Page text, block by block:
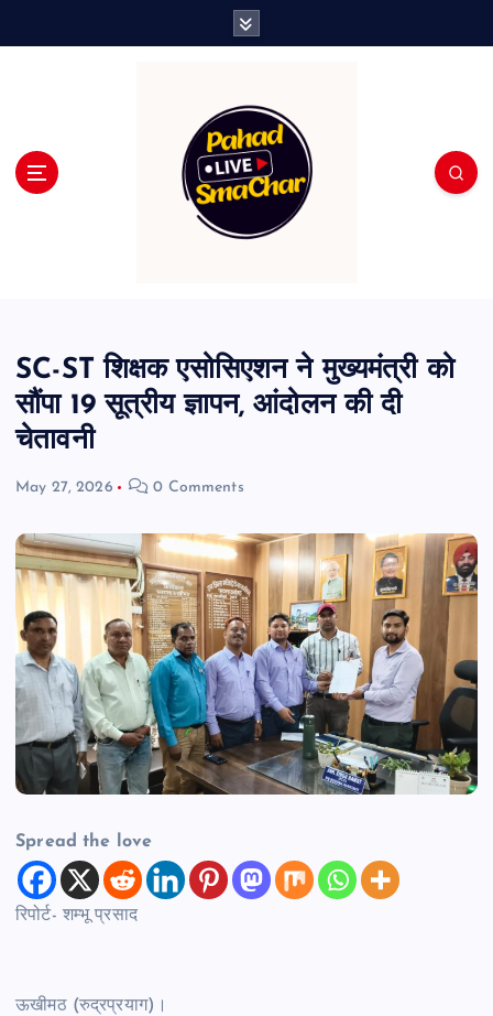
SC-ST शिक्षक एसोसिएशन ने मुख्यमंत्री को
सौंपा 19 सूत्रीय ज्ञापन, आंदोलन की दी
चेतावनी
May 27, 2026 0 Comments
Spread the love
रिपोर्ट- शम्भू प्रसाद
ऊखीमठ (रुद्रप्रयाग)।